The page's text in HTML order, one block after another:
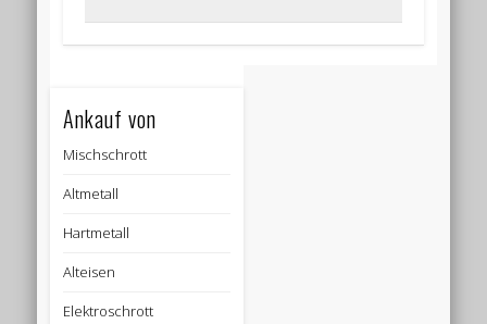
Ankauf von
Mischschrott
Altmetall
Hartmetall
Alteisen
Elektroschrott